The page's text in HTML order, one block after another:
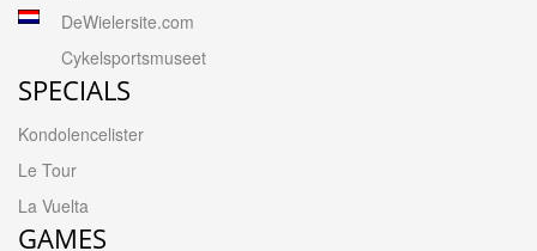
DeWielersite.com
Cykelsportsmuseet
SPECIALS
Kondolencelister
Le Tour
La Vuelta
GAMES